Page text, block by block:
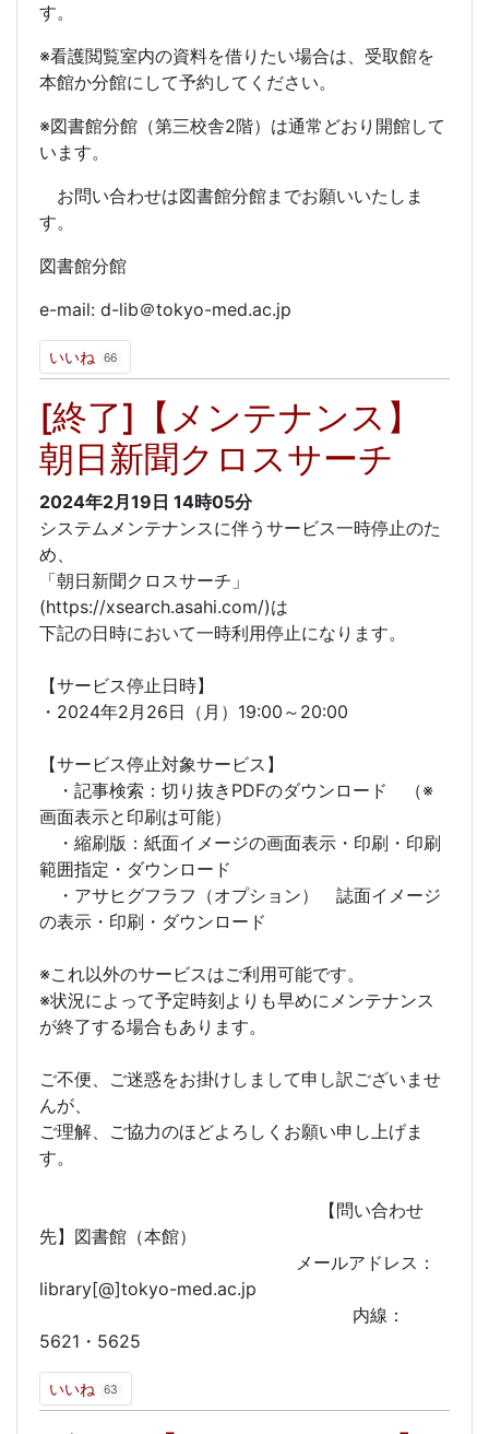
す。
※看護閲覧室内の資料を借りたい場合は、受取館を
本館か分館にして予約してください。
※図書館分館（第三校舎2階）は通常どおり開館して
います。
お問い合わせは図書館分館までお願いいたしま
す。
図書館分館
e-mail: d-lib＠tokyo-med.ac.jp
いいね 66
[終了]【メンテナンス】
朝日新聞クロスサーチ
2024年2月19日 14時05分
システムメンテナンスに伴うサービス一時停止のた
め、
「朝日新聞クロスサーチ」
(https://xsearch.asahi.com/)は
下記の日時において一時利用停止になります。
【サービス停止日時】
・2024年2月26日（月）19:00～20:00
【サービス停止対象サービス】
・記事検索：切り抜きPDFのダウンロード （※
画面表示と印刷は可能）
・縮刷版：紙面イメージの画面表示・印刷・印刷
範囲指定・ダウンロード
・アサヒグフラフ（オプション） 誌面イメージ
の表示・印刷・ダウンロード
※これ以外のサービスはご利用可能です。
※状況によって予定時刻よりも早めにメンテナンス
が終了する場合もあります。
ご不便、ご迷惑をお掛けしまして申し訳ございませ
んが、
ご理解、ご協力のほどよろしくお願い申し上げま
す。
【問い合わせ
先】図書館（本館）
メールアドレス：
library[@]tokyo-med.ac.jp
内線：
5621・5625
いいね 63